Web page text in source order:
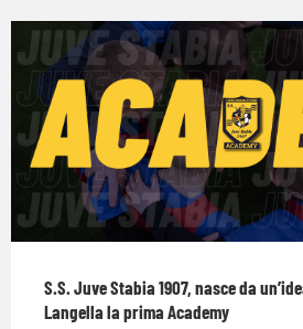
S.S. Juve Stabia 1907, nasce da
Langella la prima Academy